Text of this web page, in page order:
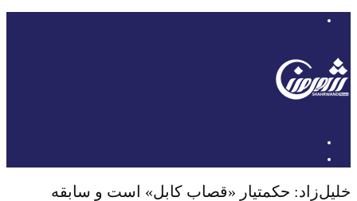
خلیل‌زاد: حکمتیار «قصاب کابل» است و سابقه